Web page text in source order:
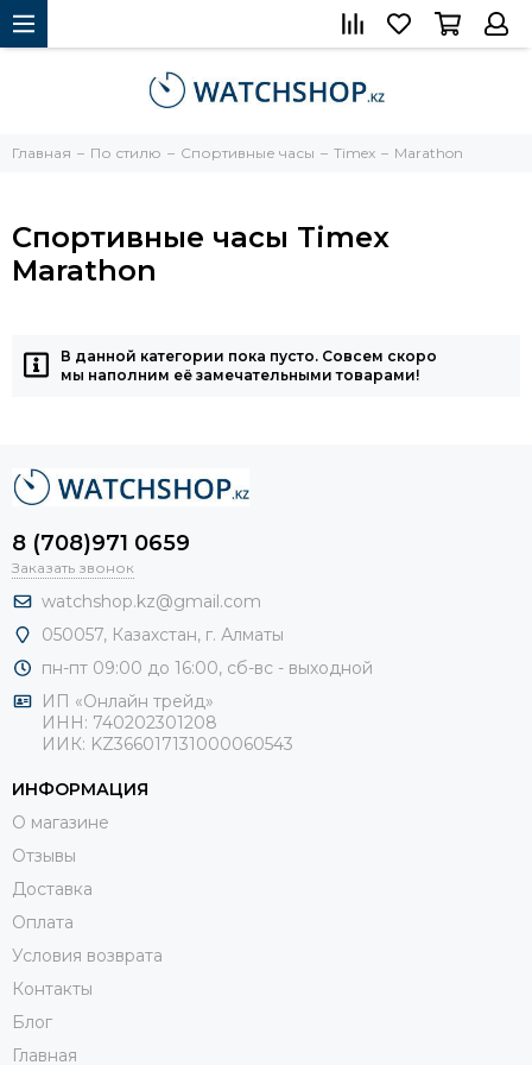
Главная По стилю Спортивные часы Timex Marathon
Спортивные часы Timex
Marathon
В данной категории пока пусто. Совсем скоро
мы наполним её замечательными товарами!
8 (708)971 0659
Заказать звонок
watchshop.kz@gmail.com
050057, Казахстан, г. Алматы
пн-пт 09:00 до 16:00, сб-вс - выходной
ИП «Онлайн трейд»
ИНН: 740202301208
ИИК: KZ366017131000060543
ИНФОРМАЦИЯ
О магазине
Отзывы
Доставка
Оплата
Условия возврата
Контакты
Блог
Главная